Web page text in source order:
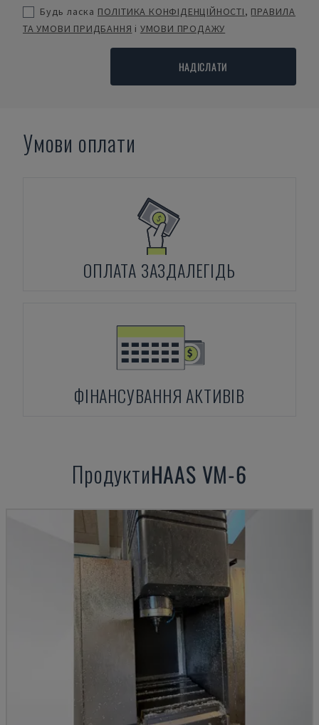
Будь ласка ПОЛІТИКА КОНФІДЕНЦІЙНОСТІ, ПРАВИЛА
ТА УМОВИ ПРИДБАННЯ і УМОВИ ПРОДАЖУ
НАДІСЛАТИ
Умови оплати
ОПЛАТА ЗАЗДАЛЕГІДЬ
ФІНАНСУВАННЯ АКТИВІВ
ПродуктиHAAS VM-6